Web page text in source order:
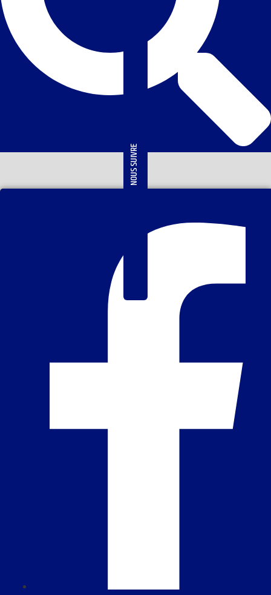
NOUS SUIVRE